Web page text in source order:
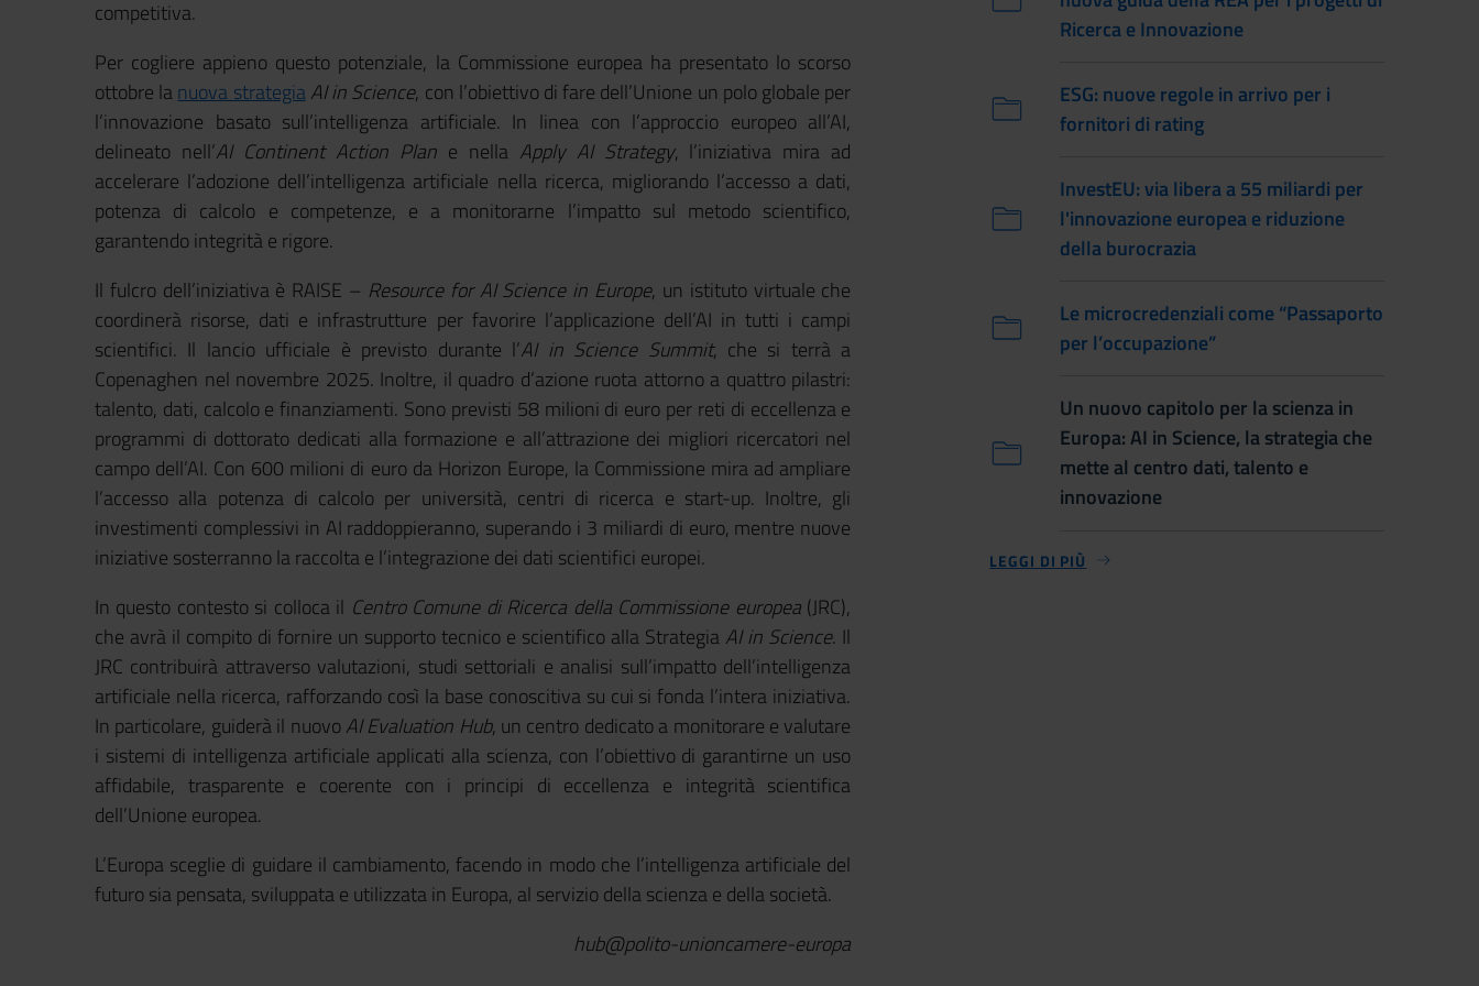
competitiva.
Per cogliere appieno questo potenziale, la Commissione europea ha presentato lo scorso
ottobre lanuova strategiaAI in Science, con l’obiettivo di fare dell’Unione un polo globale per
l’innovazione basato sull’intelligenza artificiale. In linea con l’approccio europeo all’AI,
delineato nell’AI Continent Action Plane nella Apply AI Strategy, l’iniziativa mira ad
accelerare l’adozione dell’intelligenza artificiale nella ricerca, migliorando l’accesso a dati,
potenza di calcolo e competenze, e a monitorarne l’impatto sul metodo scientifico,
garantendo integrità e rigore.
Il fulcro dell’iniziativa è RAISE – Resource for AI Science in Europe, un istituto virtuale che
coordinerà risorse, dati e infrastrutture per favorire l’applicazione dell’AI in tutti i campi
scientifici. Il lancio ufficiale è previsto durante l’AI in Science Summit, che si terrà a
Copenaghen nel novembre 2025. Inoltre, il quadro d’azione ruota attorno a quattro pilastri:
talento, dati, calcolo e finanziamenti. Sono previsti 58 milioni di euro per reti di eccellenza e
programmi di dottorato dedicati alla formazione e all’attrazione dei migliori ricercatori nel
campo dell’AI. Con 600 milioni di euro da Horizon Europe, la Commissione mira ad ampliare
l’accesso alla potenza di calcolo per università, centri di ricerca e start-up. Inoltre, gli
investimenti complessivi in AI raddoppieranno, superando i 3 miliardi di euro, mentre nuove
iniziative sosterranno la raccolta e l’integrazione dei dati scientifici europei.
In questo contesto si colloca il Centro Comune di Ricerca della Commissione europea(JRC),
che avrà il compito di fornire un supporto tecnico e scientifico alla Strategia AI in Science. Il
JRC contribuirà attraverso valutazioni, studi settoriali e analisi sull’impatto dell’intelligenza
artificiale nella ricerca, rafforzando così la base conoscitiva su cui si fonda l’intera iniziativa.
In particolare, guiderà il nuovoAI Evaluation Hub, un centro dedicato a monitorare e valutare
i sistemi di intelligenza artificiale applicati alla scienza, con l’obiettivo di garantirne un uso
affidabile, trasparente e coerente con i principi di eccellenza e integrità scientifica
dell’Unione europea.
L’Europa sceglie di guidare il cambiamento, facendo in modo che l’intelligenza artificiale del
futuro sia pensata, sviluppata e utilizzata in Europa, al servizio della scienza e della società.
hub@polito-unioncamere-europa
Ricerca e Innovazione
ESG: nuove regole in arrivo per i
fornitori di rating
InvestEU: via libera a 55 miliardi per
l'innovazione europea e riduzione
della burocrazia
Le microcredenziali come “Passaporto
per l’occupazione”
Un nuovo capitolo per la scienza in
Europa: AI in Science, la strategia che
mette al centro dati, talento e
innovazione
LEGGI DI PIÙ